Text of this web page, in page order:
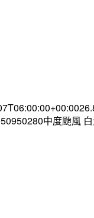
中度颱風